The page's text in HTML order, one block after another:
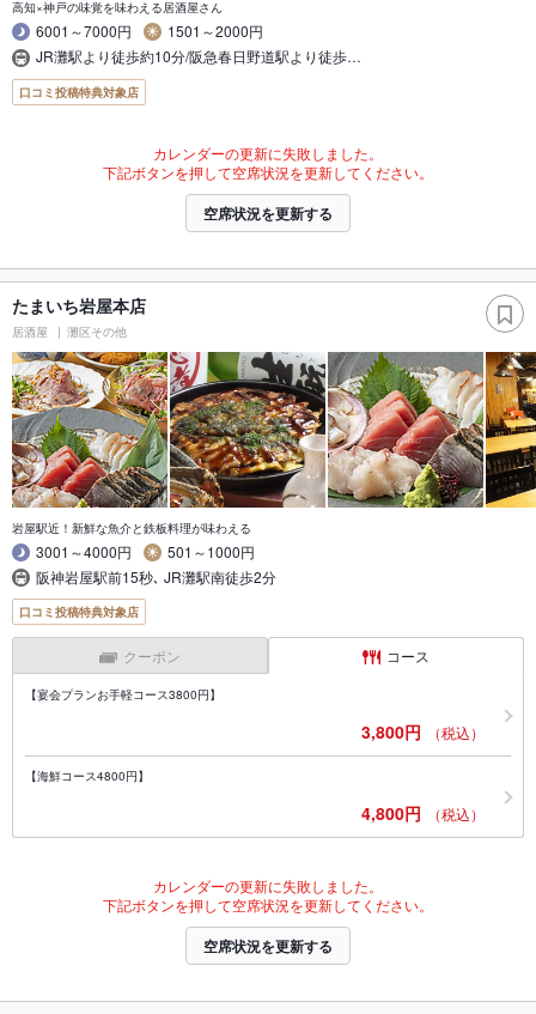
高知×神戸の味覚を味わえる居酒屋さん
6001～7000円
1501～2000円
JR灘駅より徒歩約10分/阪急春日野道駅より徒歩…
口コミ投稿特典対象店
カレンダーの更新に失敗しました。
下記ボタンを押して空席状況を更新してください。
空席状況を更新する
たまいち岩屋本店
居酒屋 灘区その他
岩屋駅近！新鮮な魚介と鉄板料理が味わえる
3001～4000円
501～1000円
阪神岩屋駅前15秒､ JR灘駅南徒歩2分
口コミ投稿特典対象店
クーポン コース
【宴会プランお手軽コース3800円】
3,800円 （税込）
【海鮮コース4800円】
4,800円 （税込）
カレンダーの更新に失敗しました。
下記ボタンを押して空席状況を更新してください。
空席状況を更新する